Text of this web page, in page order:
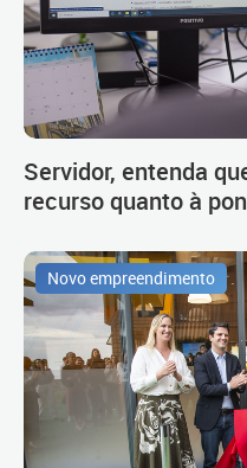
Servidor, entenda
recurso quanto à
Novo empreendimento